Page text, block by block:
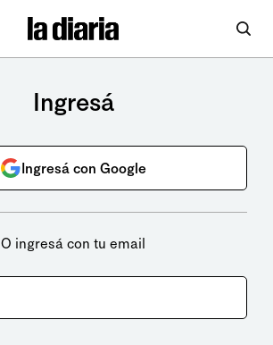
Ingresá
Ingresá con Google
O ingresá con tu email